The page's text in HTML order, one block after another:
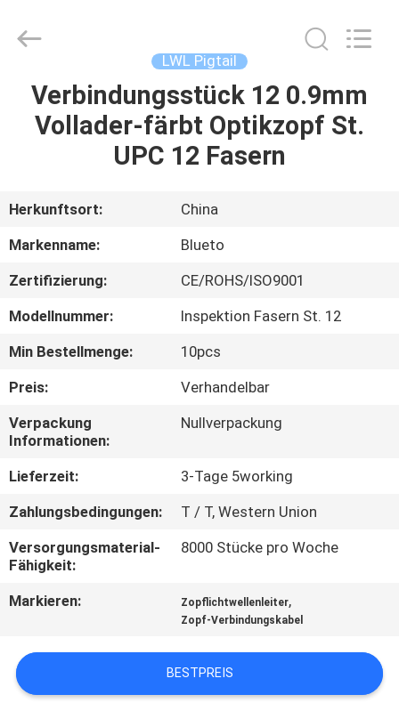
HAUS
PRODUKTE
ÜBER
UNS
FABRIK-
AUSFLUG
QUALITÄTSKONTROLLE
TRETEN
SIE
MIT
IN
VERBINDUNG
NACHRICHTEN
FORDERN
LWL Pigtail
Verbindungsstück 12 0.9mm
Vollader-färbt Optikzopf St.
UPC 12 Fasern
Herkunftsort:
China
Markenname:
Blueto
Zertifizierung:
CE/ROHS/ISO9001
Modellnummer:
Inspektion Fasern St. 12
Min Bestellmenge:
10pcs
Preis:
Verhandelbar
Verpackung
Informationen:
Nullverpackung
Lieferzeit:
3-Tage 5working
Zahlungsbedingungen:
T / T, Western Union
Versorgungsmaterial-
Fähigkeit:
8000 Stücke pro Woche
Markieren: Zopflichtwellenleiter,
Zopf-Verbindungskabel
BESTPREIS